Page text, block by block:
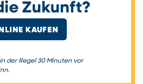
Zukunft?
KAUFEN
der Regel 30 Minuten vor